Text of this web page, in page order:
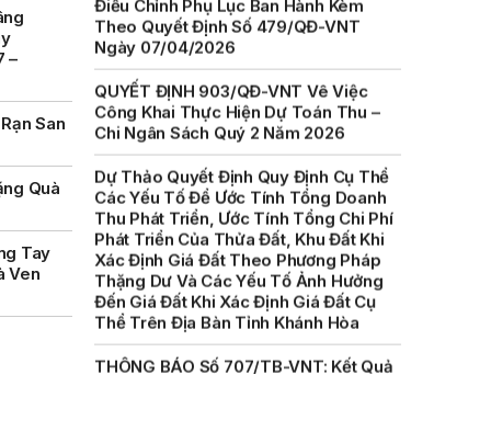
–
San
Quà
Tay
Ven
QUYẾT ĐỊNH 903/QĐ-VNT Vê Việc
Công Khai Thực Hiện Dự Toán Thu –
Chi Ngân Sách Quý 2 Năm 2026
Dự Thảo Quyết Định Quy Định Cụ Thể
Các Yếu Tố Để Ước Tính Tổng Doanh
Thu Phát Triển, Ước Tính Tổng Chi Phí
Phát Triển Của Thửa Đất, Khu Đất Khi
Xác Định Giá Đất Theo Phương Pháp
Thặng Dư Và Các Yếu Tố Ảnh Hưởng
Đến Giá Đất Khi Xác Định Giá Đất Cụ
Thể Trên Địa Bàn Tỉnh Khánh Hòa
THÔNG BÁO Số 707/TB-VNT: Kết Quả
Lựa Chọn Đơn Vị Tổ Chức Đấu Giá Tài
Sản Đối Với Mô Tô Nước Cứu Hộ VNT
01 Biển Số KH-0834